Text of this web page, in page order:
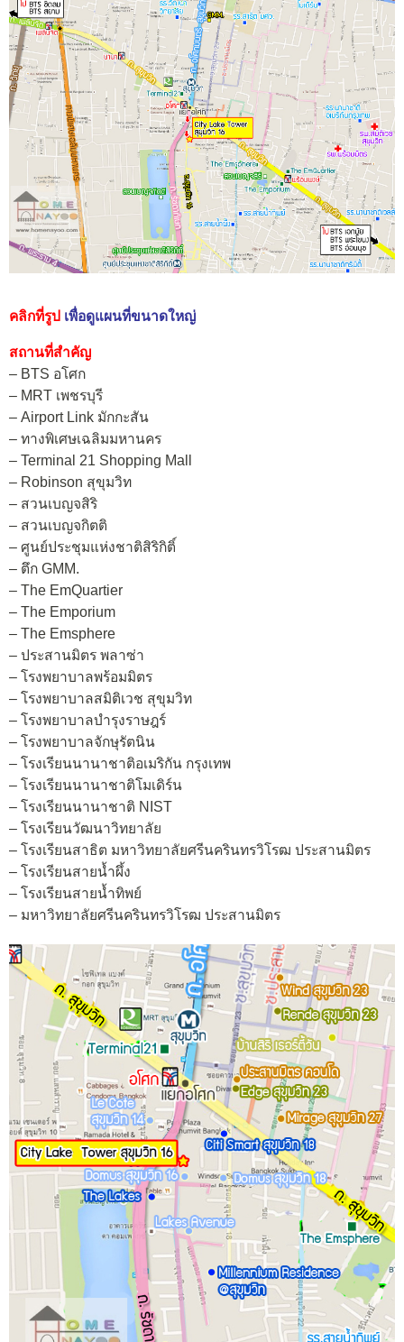
คลิกที่รูป เพื่อดูแผนที่ขนาดใหญ่
สถานที่สำคัญ
– BTS อโศก
– MRT เพชรบุรี
– Airport Link มักกะสัน
– ทางพิเศษเฉลิมมหานคร
– Terminal 21 Shopping Mall
– Robinson สุขุมวิท
– สวนเบญจสิริ
– สวนเบญจกิตติ
– ศูนย์ประชุมแห่งชาติสิริกิติ์
– ตึก GMM.
– The EmQuartier
– The Emporium
– The Emsphere
– ประสานมิตร พลาซ่า
– โรงพยาบาลพร้อมมิตร
– โรงพยาบาลสมิติเวช สุขุมวิท
– โรงพยาบาลบำรุงราษฎร์
– โรงพยาบาลจักษุรัตนิน
– โรงเรียนนานาชาติอเมริกัน กรุงเทพ
– โรงเรียนนานาชาติโมเดิร์น
– โรงเรียนนานาชาติ NIST
– โรงเรียนวัฒนาวิทยาลัย
– โรงเรียนสาธิต มหาวิทยาลัยศรีนครินทรวิโรฒ ประสานมิตร
– โรงเรียนสายน้ำผึ้ง
– โรงเรียนสายน้ำทิพย์
– มหาวิทยาลัยศรีนครินทรวิโรฒ ประสานมิตร